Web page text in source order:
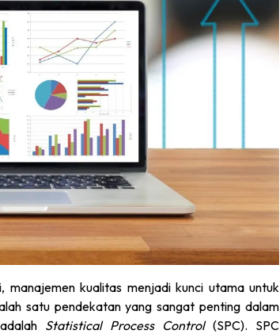
kualitas menjadi kunci utama untuk
satu pendekatan yang sangat penting dalam
Statistical Process Control(SPC). SPC